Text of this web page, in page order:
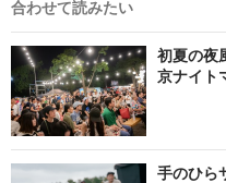
合わせて読みたい
初夏の夜
京ナイト
手のひら